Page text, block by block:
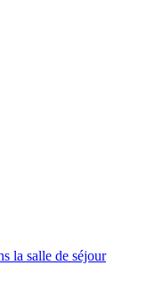
la salle de séjour